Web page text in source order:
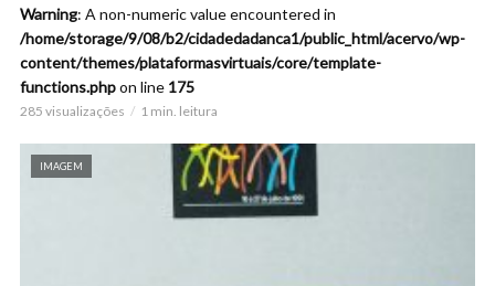
Warning: A non-numeric value encountered in
/home/storage/9/08/b2/cidadedadanca1/public_html/acervo/wp-
content/themes/plataformasvirtuais/core/template-
functions.phpon line 175
285 visualizações 1 min. leitura
IMAGEM